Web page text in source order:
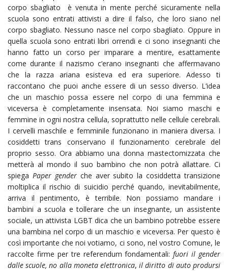
corpo sbagliato è venuta in mente perché sicuramente nella
scuola sono entrati attivisti a dire il falso, che loro siano nel
corpo sbagliato. Nessuno nasce nel corpo sbagliato. Oppure in
quella scuola sono entrati libri orrendi e ci sono insegnanti che
hanno fatto un corso per imparare a mentire, esattamente
come durante il nazismo c’erano insegnanti che affermavano
che la razza ariana esisteva ed era superiore. Adesso ti
raccontano che puoi anche essere di un sesso diverso. L’idea
che un maschio possa essere nel corpo di una femmina e
viceversa è completamente insensata. Noi siamo maschi e
femmine in ogni nostra cellula, soprattutto nelle cellule cerebrali.
I cervelli maschile e femminile funzionano in maniera diversa. I
cosiddetti trans conservano il funzionamento cerebrale del
proprio sesso. Ora abbiamo una donna mastectomizzata che
metterà al mondo il suo bambino che non potrà allattare. Ci
spiega Paper genderche aver subito la cosiddetta transizione
moltiplica il rischio di suicidio perché quando, inevitabilmente,
arriva il pentimento, è terribile. Non possiamo mandare i
bambini a scuola e tollerare che un insegnante, un assistente
sociale, un attivista LGBT dica che un bambino potrebbe essere
una bambina nel corpo di un maschio e viceversa. Per questo è
così importante che noi votiamo, ci sono, nel vostro Comune, le
raccolte firme per tre referendum fondamentali:fuori il gender
dalle scuole, no alla moneta elettronica,il diritto di auto prodursi